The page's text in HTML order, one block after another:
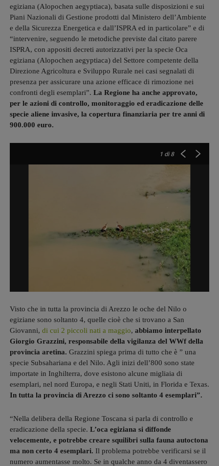
egiziana (Alopochen aegyptiaca), basata sulle disposizioni e sui
Piani Nazionali di Gestione prodotti dal Ministero dell’Ambiente
e della Sicurezza Energetica e dall’ISPRA ed in particolare” e di
“intervenire, seguendo le metodiche previste dal citato parere
ISPRA, con appositi decreti autorizzativi per la specie Oca
egiziana (Alopochen aegyptiaca) del Settore competente della
Direzione Agricoltura e Sviluppo Rurale nei casi segnalati di
presenza per assicurare una azione efficace di rimozione nei
confronti degli esemplari”. La Regione ha anche approvato,
per le azioni di controllo, monitoraggio ed eradicazione delle
specie aliene invasive, la copertura finanziaria per tre anni di
900.000 euro.
1 di 8
Visto che in tutta la provincia di Arezzo le oche del Nilo o
egiziane sono soltanto 4, quelle cioè che si trovano a San
Giovanni, di cui 2 piccoli nati a maggio, abbiamo interpellato
Giorgio Grazzini, responsabile della vigilanza del WWf della
provincia aretina. Grazzini spiega prima di tutto che è ” una
specie Subsahariana e del Nilo. Agli inizi dell’800 sono state
importate in Inghilterra, dove esistono alcune migliaia di
esemplari, nel nord Europa, e negli Stati Uniti, in Florida e Texas.
In tutta la provincia di Arezzo ci sono soltanto 4 esemplari”.
“Nella delibera della Regione Toscana si parla di controllo e
eradicazione della specie. L’oca egiziana si diffonde
velocemente, e potrebbe creare squilibri sulla fauna autoctona
ma non certo 4 esemplari. Il problema potrebbe verificarsi se il
numero aumentasse molto. Se in qualche anno da 4 diventassero